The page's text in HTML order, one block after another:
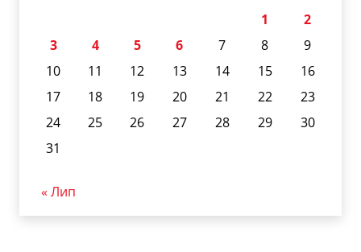
1
2
3
4 5 6 7 8
9
10
11 12 13 14 15
16
17
18 19 20 21 22
23
24
25 26 27 28 29
30
31
« Лип